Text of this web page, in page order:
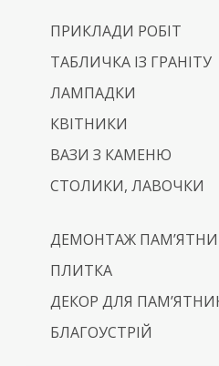
ПРИКЛАДИ РОБІТ
ТАБЛИЧКА ІЗ ГРАНІТУ
ЛАМПАДКИ
КВІТНИКИ
ВАЗИ З КАМЕНЮ
СТОЛИКИ, ЛАВОЧКИ
ДЕМОНТАЖ
ПЛИТКА
ДЕКОР ДЛЯ
БЛАГОУСТРІЙ